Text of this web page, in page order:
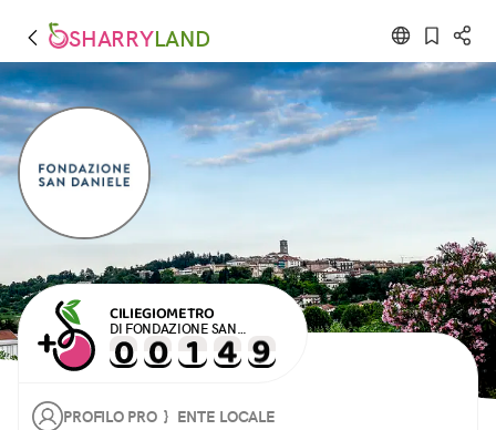
SHARRYLAND
CILIEGIOMETRO
DI FONDAZIONE SAN
DANIELE
PROFILO PRO } ENTE LOCALE